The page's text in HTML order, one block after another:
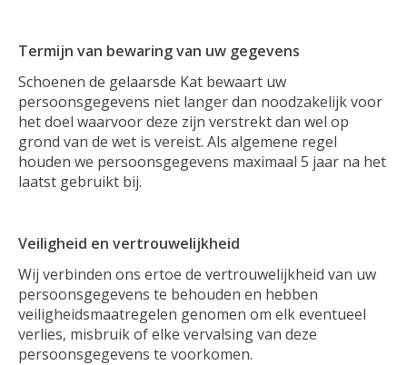
Termijn van bewaring van uw gegevens
Schoenen de gelaarsde Kat bewaart uw
persoonsgegevens niet langer dan noodzakelijk voor
het doel waarvoor deze zijn verstrekt dan wel op
grond van de wet is vereist. Als algemene regel
houden we persoonsgegevens maximaal 5 jaar na het
laatst gebruikt bij.
Veiligheid en vertrouwelijkheid
Wij verbinden ons ertoe de vertrouwelijkheid van uw
persoonsgegevens te behouden en hebben
veiligheidsmaatregelen genomen om elk eventueel
verlies, misbruik of elke vervalsing van deze
persoonsgegevens te voorkomen.